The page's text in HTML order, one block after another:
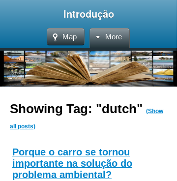
Introdução
Map More
Showing Tag: "dutch" (Show
all posts)
Porque o carro se tornou
importante na solução do
problema ambiental?